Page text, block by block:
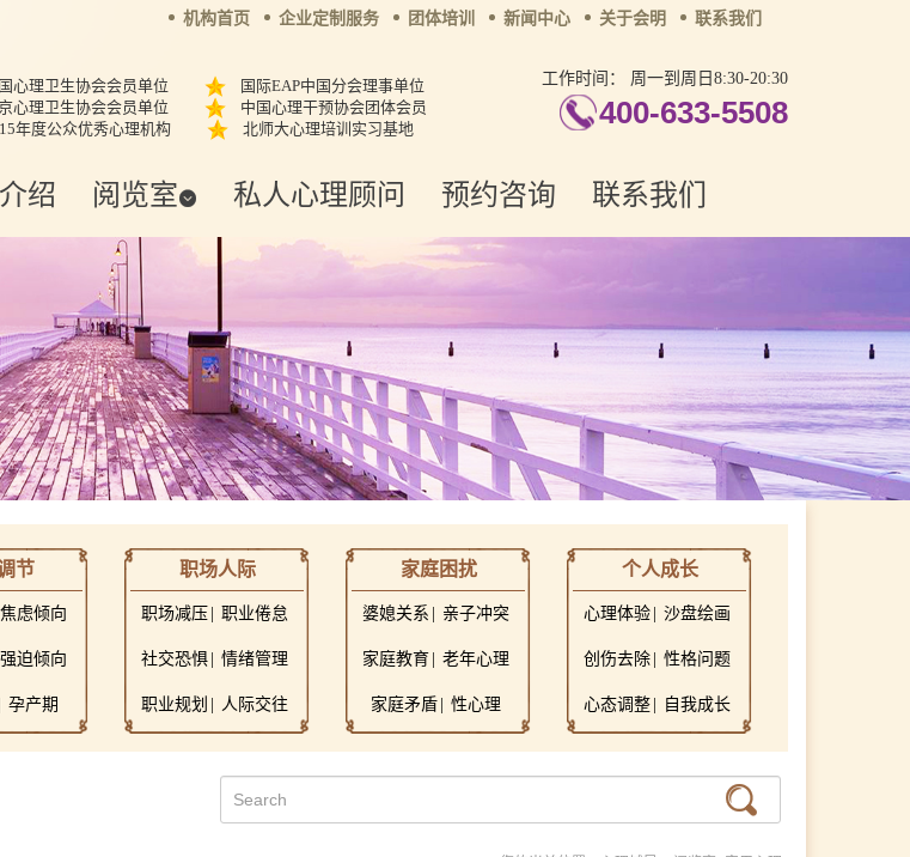
机构首页 企业定制服务 团体培训 新闻中心 关于会明 联系我们
心理卫生协会会员单位
国际EAP中国分会理事单位
心理卫生协会会员单位
中国心理干预协会团体会员
年度公众优秀心理机构
北师大心理培训实习基地
工作时间： 周一到周日8:30-20:30
400-633-5508
绍 阅览室 私人心理顾问 预约咨询 联系我们
节
焦虑倾向
强迫倾向
孕产期
职场人际
职场减压 职业倦怠
社交恐惧 情绪管理
职业规划 人际交往
家庭困扰
婆媳关系 亲子冲突
家庭教育 老年心理
家庭矛盾 性心理
个人成长
心理体验 沙盘绘画
创伤去除 性格问题
心态调整 自我成长